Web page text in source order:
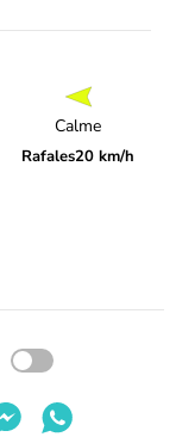
Calme
Rafales20 km/h